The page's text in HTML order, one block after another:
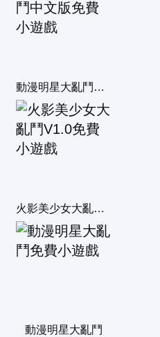
動漫明星大亂鬥中文版
火影美少女大亂鬥V1.0
動漫明星大亂鬥